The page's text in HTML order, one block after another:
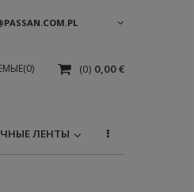
(0) 0,00 €
(0)
ЛЕНТЫ